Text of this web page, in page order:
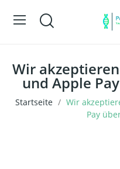
Wir
und Apple
Startseite
Wir
Pay